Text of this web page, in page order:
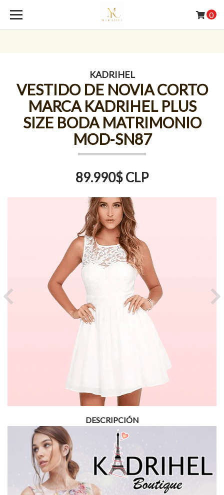
0
KADRIHEL
VESTIDO DE NOVIA CORTO
MARCA KADRIHEL PLUS
SIZE BODA MATRIMONIO
MOD-SN87
89.990$ CLP
Previous
DESCRIPCIÓN